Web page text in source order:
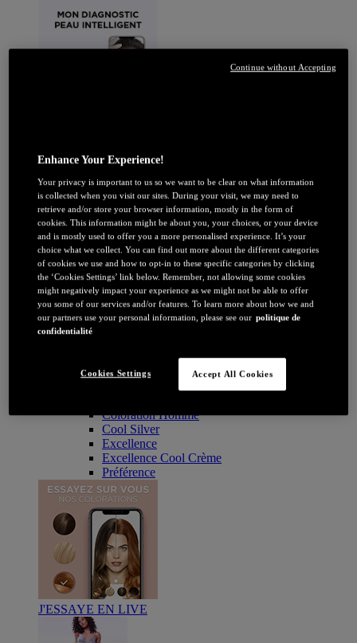
Par couleur
Blonde
Châtain
Brune / Noire
Rousse / Auburn
Eclaircissant
Tie & dye et balayage
Retouche racines
Flashy
Par durée
Coloration : Par gamme
Age Perfect
Coloration Homme
Cool Silver
Excellence
Excellence Cool Crème
Préférence
J'ESSAYE EN LIVE
Enhance Your Experience!
Your privacy is important to us so we want to be clear on what information
is collected when you visit our sites. During your visit, we may need to
retrieve and/or store your browser information, mostly in the form of
cookies. This information might be about you, your choices, or your device
and is mostly used to offer you a more personalised experience. It’s your
choice what we collect. You can find out more about the different categories
of cookies we use and how to opt-in to these specific categories by clicking
the ‘Cookies Settings’ link below. Remember, not allowing some cookies
might negatively impact your experience as we might not be able to offer
you some of our services and/or features. To learn more about how we and
our partners use your personal information, please see our politique de
confidentialité
Cookies Settings Accept All Cookies
Continue without Accepting